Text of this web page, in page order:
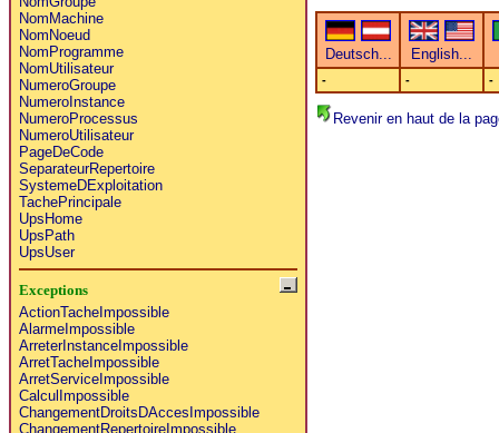
NomMachine
NomNoeud
NomProgramme
NomUtilisateur
NumeroGroupe
NumeroInstance
NumeroProcessus
NumeroUtilisateur
PageDeCode
SeparateurRepertoire
SystemeDExploitation
TachePrincipale
UpsHome
UpsPath
UpsUser
Exceptions
ActionTacheImpossible
AlarmeImpossible
ArreterInstanceImpossible
ArretTacheImpossible
ArretServiceImpossible
CalculImpossible
ChangementDroitsDAccesImpossible
ChangementRepertoireImpossible
- - -
Revenir en haut de la